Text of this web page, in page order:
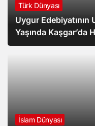
Türk Dünyası
Uygur
Yaşında Kaşgar’da
İslam Dünyası